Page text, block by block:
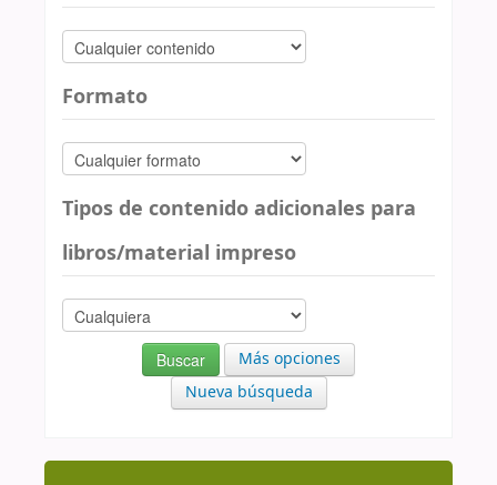
Formato
Tipos de contenido adicionales para
libros/material impreso
Más opciones
Nueva búsqueda